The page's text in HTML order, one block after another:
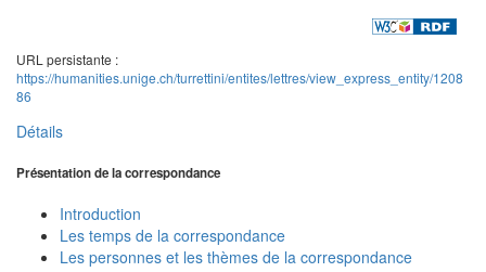
URL persistante :
https://humanities.unige.ch/turrettini/entites/lettres/view_express_entity/1208
86
Détails
Présentation de la correspondance
Introduction
Les temps de la correspondance
Les personnes et les thèmes de la correspondance